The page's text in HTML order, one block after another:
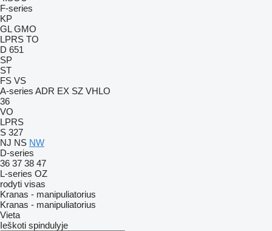
F-series
KP
GL GMO
LPRS TO
D 651
SP
ST
FS VS
A-series ADR EX SZ VHLO
36
VO
LPRS
S 327
NJ NS NW
D-series
36 37 38 47
L-series OZ
rodyti visas
Kranas - manipuliatorius
Kranas - manipuliatorius
Vieta
Ieškoti spindulyje